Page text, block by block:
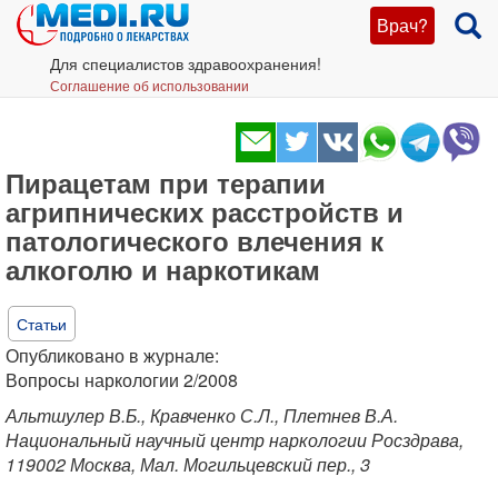
Врач?
Для специалистов здравоохранения!
Соглашение об использовании
Пирацетам при терапии
агрипнических расстройств и
патологического влечения к
алкоголю и наркотикам
Статьи
Опубликовано в журнале:
Вопросы наркологии 2/2008
Альтшулер В.Б., Кравченко С.Л., Плетнев В.А.
Национальный научный центр наркологии Росздрава,
119002 Москва, Мал. Могильцевский пер., 3